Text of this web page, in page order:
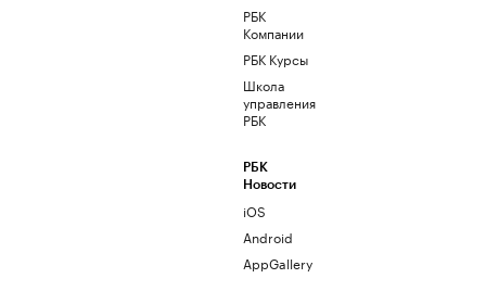
РБК
Компании
РБК Курсы
Школа
управления
РБК
РБК
Новости
iOS
Android
AppGallery